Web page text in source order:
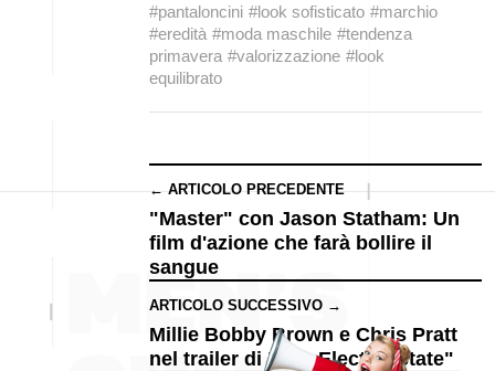
#pantaloncini #look sofisticato #marchio
#eredità #moda maschile #tendenza
primavera #valorizzazione #look
equilibrato
← ARTICOLO PRECEDENTE
"Master" con Jason Statham: Un
film d'azione che farà bollire il
sangue
ARTICOLO SUCCESSIVO →
Millie Bobby Brown e Chris Pratt
nel trailer di "The Electric State"